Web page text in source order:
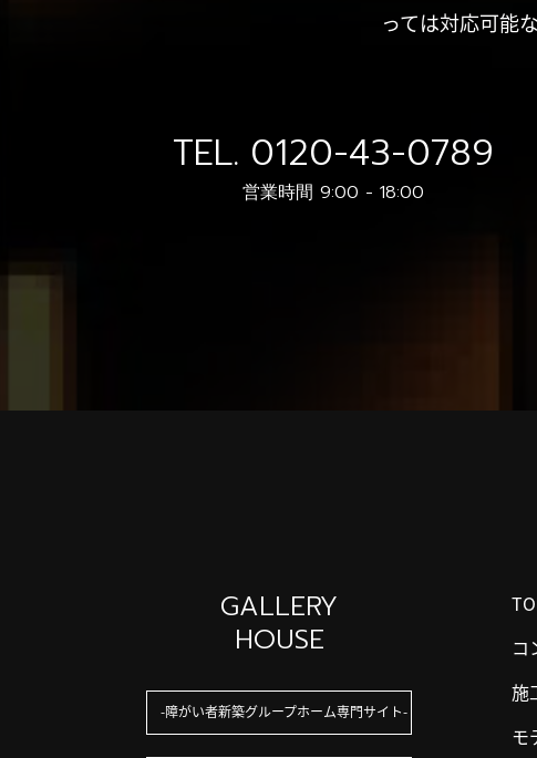
っては対応可能
TEL. 0120-43-0789
営業時間 9:00 - 18:00
GALLERY
HOUSE
障がい者新築グループホーム専門サイト
コ
施
モ